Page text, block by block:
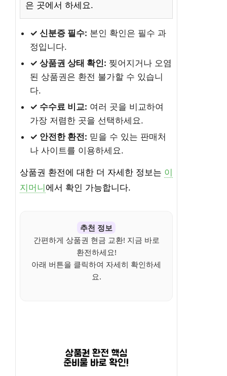
은 곳에서 하세요.
✓ 신분증 필수: 본인 확인은 필수 과
정입니다.
✓ 상품권 상태 확인: 찢어지거나 오염
된 상품권은 환전 불가할 수 있습니
다.
✓ 수수료 비교: 여러 곳을 비교하여
가장 저렴한 곳을 선택하세요.
✓ 안전한 환전: 믿을 수 있는 판매처
나 사이트를 이용하세요.
상품권 환전에 대한 더 자세한 정보는 이
지머니 에서 확인 가능합니다.
추천 정보
간편하게 상품권 현금 교환! 지금 바로
환전하세요!
아래 버튼을 클릭하여 자세히 확인하세
요.